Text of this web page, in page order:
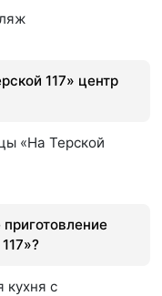
117» центр
«На Терской
кухня с